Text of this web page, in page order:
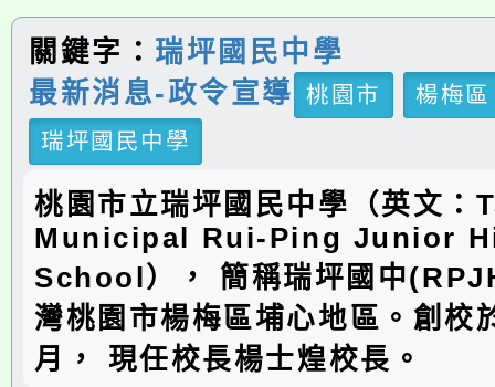
關鍵字： 瑞坪國民中學
最新消息-政令宣導
桃園市
楊梅區
瑞坪國民中學
桃園市立瑞坪國民中學（英文：
Municipal Rui-Ping Junior
School）， 簡稱瑞坪國中
灣桃園市楊梅區埔心地區。創校
月， 現任校長楊士煌校長。